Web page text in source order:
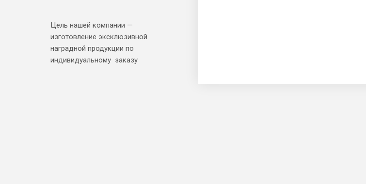
Цель нашей компании —
изготовление эксклюзивной
наградной продукции по
индивидуальному заказу